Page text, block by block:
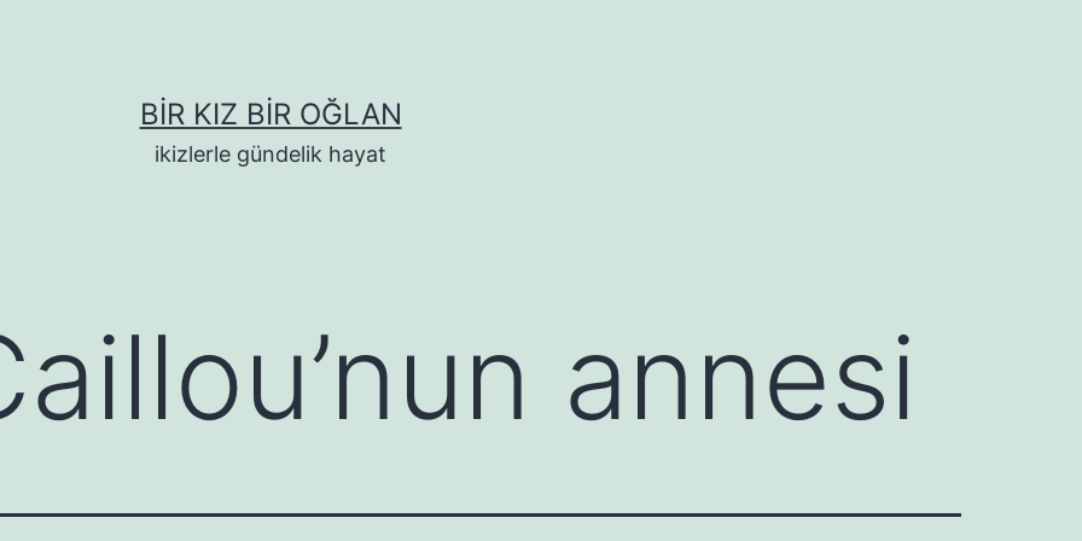
BIR KIZ BIR OĞLAN
ikizlerle gündelik hayat
annesi